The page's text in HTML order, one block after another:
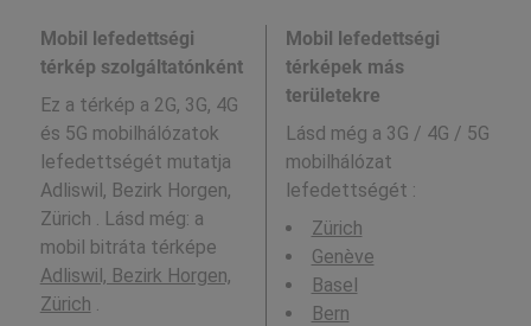
Mobil lefedettségi
térkép szolgáltatónként
Ez a térkép a 2G, 3G, 4G
és 5G mobilhálózatok
lefedettségét mutatja
Adliswil, Bezirk Horgen,
Zürich . Lásd még: a
mobil bitráta térképe
Adliswil, Bezirk Horgen,
Zürich
Mobil lefedettségi
térképek más
területekre
Lásd még a 3G / 4G / 5G
mobilhálózat
lefedettségét :
Zürich
Genève
Basel
Bern